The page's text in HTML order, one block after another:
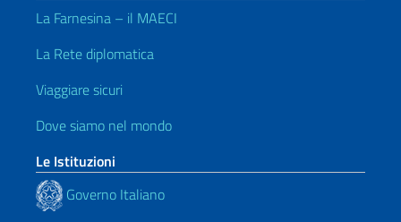
La Farnesina – il MAECI
La Rete diplomatica
Viaggiare sicuri
Dove siamo nel mondo
Le Istituzioni
Governo Italiano